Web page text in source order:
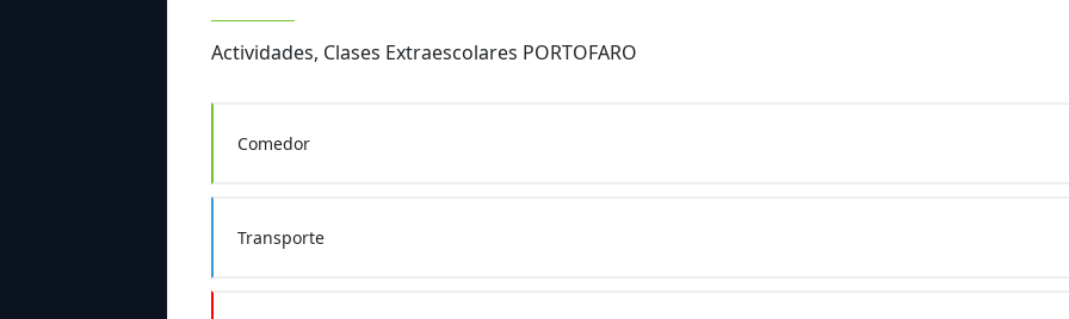
Actividades, Clases Extraescolares PORTOFARO
Comedor
Transporte